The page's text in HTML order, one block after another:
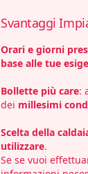
Svantaggi
Orari e giorni
base alle tue
Bollette più care:
dei millesimi
Scelta della
utilizzare.
Se se vuoi